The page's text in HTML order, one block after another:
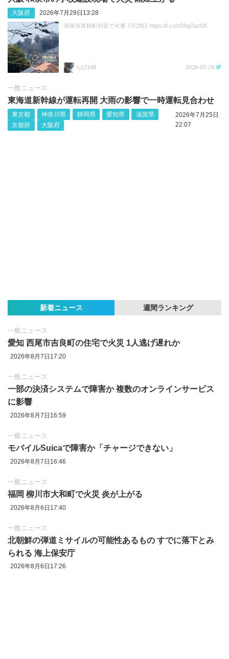
大阪府 2026年7月29日13:28
和泉市富秋町付近で火事 7月29日 https://t.co/zDhgTazf1K
ちび148 2026-07-29
一般ニュース
東海道新幹線が運転再開 大雨の影響で一時運転見合わせ
東京都 神奈川県 静岡県 愛知県
滋賀県
京都府
大阪府
2026年7月25日
22:07
新着ニュース 週間ランキング
一般ニュース
愛知 西尾市吉良町の住宅で火災 1人逃げ遅れか
2026年8月7日17:20
一般ニュース
一部の決済システムで障害か 複数のオンラインサービス
に影響
2026年8月7日16:59
一般ニュース
モバイルSuicaで障害か「チャージできない」
2026年8月7日16:46
一般ニュース
福岡 柳川市大和町で火災 炎が上がる
2026年8月6日17:40
一般ニュース
北朝鮮の弾道ミサイルの可能性あるもの すでに落下とみ
られる 海上保安庁
2026年8月6日17:26